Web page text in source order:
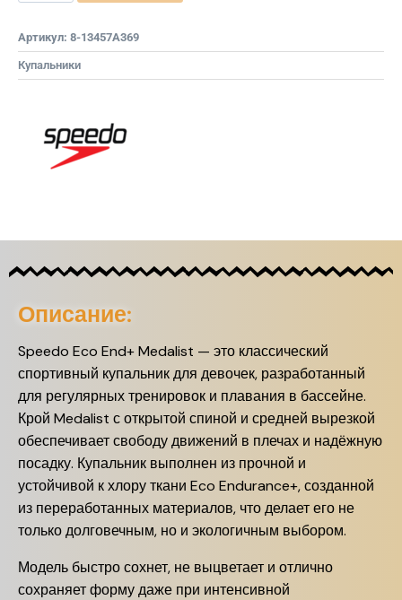
Артикул: 8-13457A369
Купальники
Описание:
Speedo Eco End+ Medalist — это классический
спортивный купальник для девочек, разработанный
для регулярных тренировок и плавания в бассейне.
Крой Medalist с открытой спиной и средней вырезкой
обеспечивает свободу движений в плечах и надёжную
посадку. Купальник выполнен из прочной и
устойчивой к хлору ткани Eco Endurance+, созданной
из переработанных материалов, что делает его не
только долговечным, но и экологичным выбором.
Модель быстро сохнет, не выцветает и отлично
сохраняет форму даже при интенсивной